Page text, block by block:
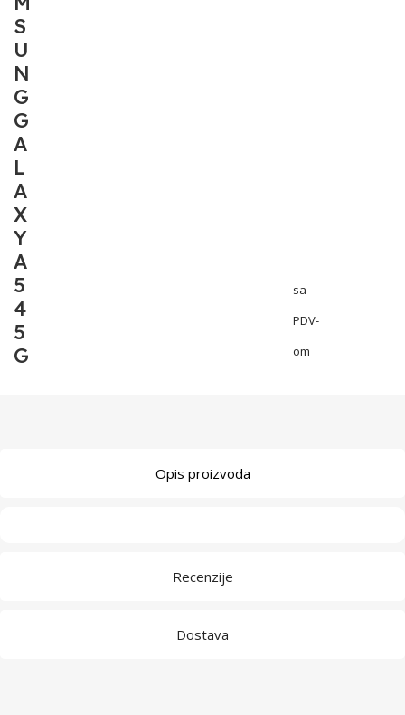
S
U
N
G
G
A
L
A
X
Y
A
5
4
5
G
sa
PDV-
om
Opis proizvoda
Recenzije
Dostava